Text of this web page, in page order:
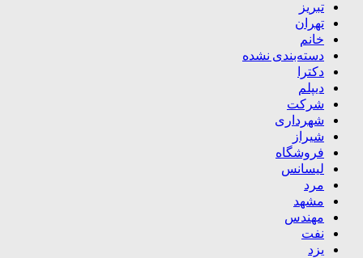
تبریز
تهران
خانم
دسته‌بندی نشده
دکترا
دیپلم
شرکت
شهرداری
شیراز
فروشگاه
لیسانس
مرد
مشهد
مهندس
نفت
یزد